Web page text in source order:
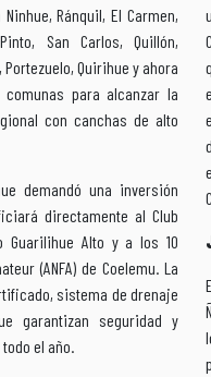
Ránquil, El Carmen,
San Carlos, Quillón,
Quirihue y ahora
comunas para alcanzar la
con canchas de alto
demandó una inversión
directamente al Club
Guarilihue Alto y a los 10
(ANFA) de Coelemu. La
sistema de drenaje
garantizan seguridad y
el año.